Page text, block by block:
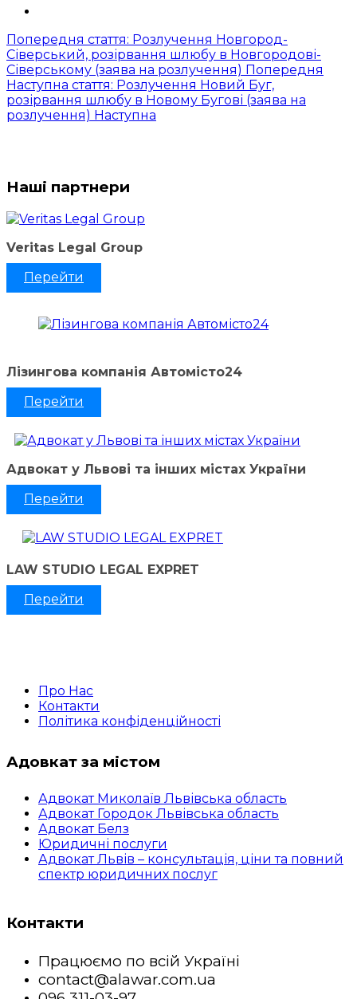
Попередня стаття: Розлучення Новгород-
Сіверський, розірвання шлюбу в Новгородові-
Сіверському (заява на розлучення) Попередня
Наступна стаття: Розлучення Новий Буг,
розірвання шлюбу в Новому Бугові (заява на
розлучення) Наступна
Наші партнери
Veritas Legal Group
Перейти
Лізингова компанія Автомісто24
Перейти
Адвокат у Львові та інших містах України
Перейти
LAW STUDIO LEGAL EXPRET
Перейти
Про Нас
Контакти
Політика конфіденційності
Адовкат за містом
Адвокат Миколаїв Львівська область
Адвокат Городок Львівська область
Адвокат Белз
Юридичні послуги
Адвокат Львів – консультація, ціни та повний
спектр юридичних послуг
Контакти
Працюємо по всій Україні
contact@alawar.com.ua